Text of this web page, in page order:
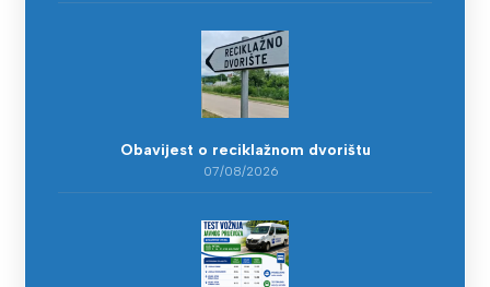
Obavijest o reciklažnom dvorištu
07/08/2026